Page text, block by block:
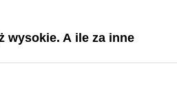
wysokie. A ile za inne